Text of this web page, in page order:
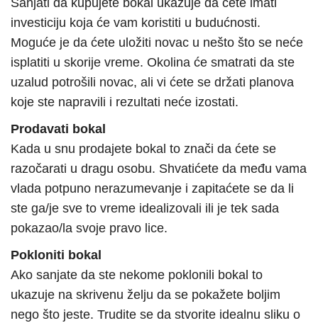
Sanjati da kupujete bokal ukazuje da ćete imati
investiciju koja će vam koristiti u budućnosti.
Moguće je da ćete uložiti novac u nešto što se neće
isplatiti u skorije vreme. Okolina će smatrati da ste
uzalud potrošili novac, ali vi ćete se držati planova
koje ste napravili i rezultati neće izostati.
Prodavati bokal
Kada u snu prodajete bokal to znači da ćete se
razočarati u dragu osobu. Shvatićete da među vama
vlada potpuno nerazumevanje i zapitaćete se da li
ste ga/je sve to vreme idealizovali ili je tek sada
pokazao/la svoje pravo lice.
Pokloniti bokal
Ako sanjate da ste nekome poklonili bokal to
ukazuje na skrivenu želju da se pokažete boljim
nego što jeste. Trudite se da stvorite idealnu sliku o